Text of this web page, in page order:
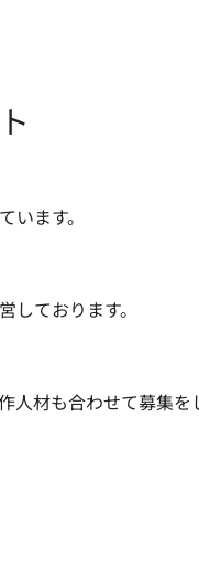
ます。
ております。
材も合わせて募集を